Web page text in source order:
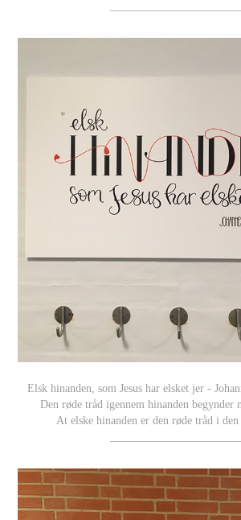
Elsk hinanden, som Jesus har elsket jer -
Den røde tråd igennem hinanden begynder
At elske hinanden er den røde tråd i